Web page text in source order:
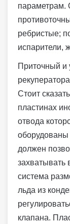
параметрам.
ребристые;
испарители,
Приточный и
Стоит
пластинах
отвода
должен
захватывать
система
льда из
клапана.